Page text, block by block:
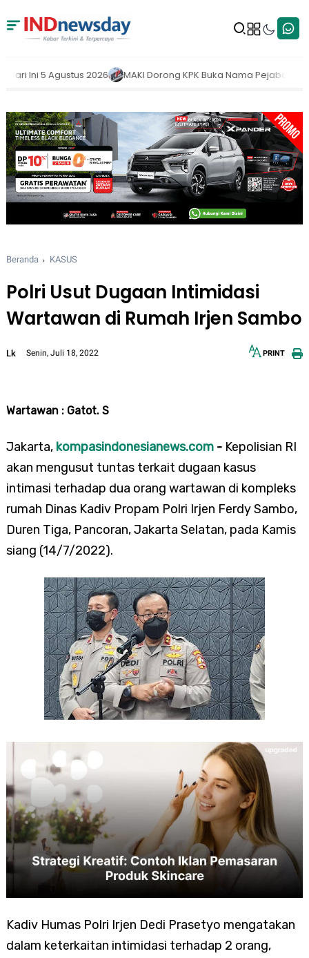
Dorong KPK Buka Nama Pejabat yang Belum Lapor LHKPN 2025
Beranda KASUS
Polri Usut Dugaan Intimidasi
Wartawan di Rumah Irjen Sambo
Lk Senin, Juli 18, 2022 PRINT
Wartawan : Gatot. S
Jakarta, kompasindonesianews.com- Kepolisian RI
akan mengusut tuntas terkait dugaan kasus
intimasi terhadap dua orang wartawan di kompleks
rumah Dinas Kadiv Propam Polri Irjen Ferdy Sambo,
Duren Tiga, Pancoran, Jakarta Selatan, pada Kamis
siang (14/7/2022).
Kadiv Humas Polri Irjen Dedi Prasetyo mengatakan
dalam keterkaitan intimidasi terhadap 2 orang,